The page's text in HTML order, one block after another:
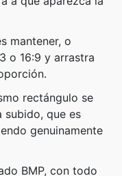
mantener, o
o 16:9 y arrastra
rectángulo se
subido, que es
genuinamente
BMP, con todo